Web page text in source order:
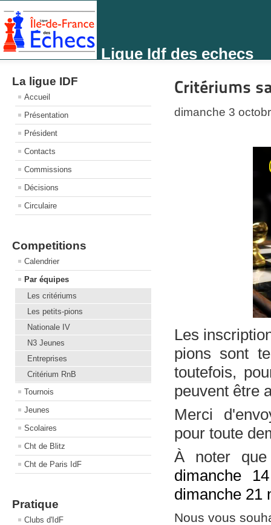
Ligue Idf des echecs
La ligue IDF
Accueil
Présentation
Président
Contacts
Commissions
Décisions
Circulaire
Competitions
Calendrier
Par équipes
Les critériums
Les petits-pions
Nationale IV
N3 Jeunes
Entreprises
Critérium RnB
Tournois
Jeunes
Scolaires
Cht de Blitz
Cht de Paris IdF
Pratique
Clubs d'IdF
Critériums
dimanche 3
Les
pions sont
toutefois,
peuvent être
Merci
pour toute
À noter
dimanche
dimanche 21
Nous vous